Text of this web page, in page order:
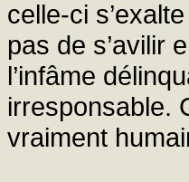
celle-ci
pas de s’avilir
l’infâme
irresponsable.
vraiment